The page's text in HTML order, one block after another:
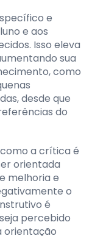
e
e aos
Isso eleva
sua
como
desde que
do
a crítica é
orientada
melhoria e
o
é
percebido
orientação